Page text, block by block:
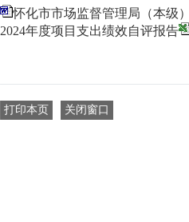
怀化市市场监督管理局（本级
2024年度项目支出绩效自评报告
打印本页 关闭窗口